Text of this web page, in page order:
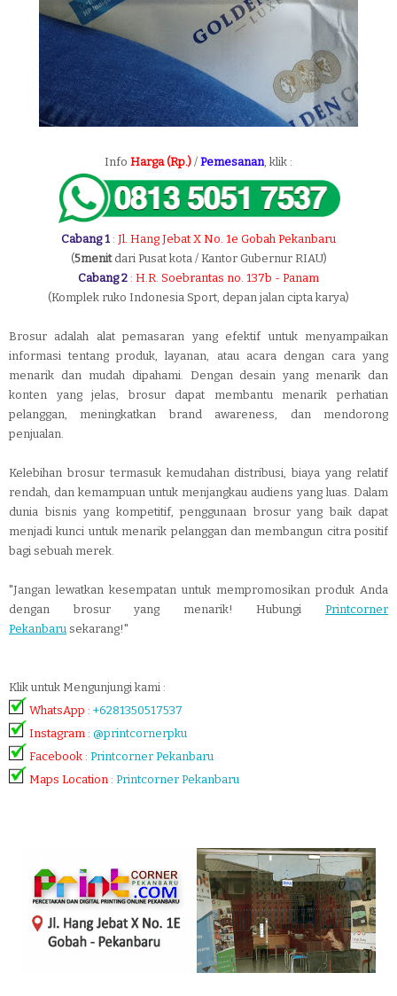
Info Harga (Rp.) / Pemesanan , klik :
Cabang 1 : Jl. Hang Jebat X No. 1e Gobah Pekanbaru
(5menitdari Pusat kota / Kantor Gubernur RIAU)
Cabang 2 : H.R. Soebrantas no. 137b - Panam
(Komplek ruko Indonesia Sport, depan jalan cipta karya)
Brosur adalah alat pemasaran yang efektif untuk menyampaikan
informasi tentang produk, layanan, atau acara dengan cara yang
menarik dan mudah dipahami. Dengan desain yang menarik dan
konten yang jelas, brosur dapat membantu menarik perhatian
pelanggan, meningkatkan brand awareness, dan mendorong
penjualan.
Kelebihan brosur termasuk kemudahan distribusi, biaya yang relatif
rendah, dan kemampuan untuk menjangkau audiens yang luas. Dalam
dunia bisnis yang kompetitif, penggunaan brosur yang baik dapat
menjadi kunci untuk menarik pelanggan dan membangun citra positif
bagi sebuah merek.
"Jangan lewatkan kesempatan untuk mempromosikan produk Anda
dengan brosur yang menarik! Hubungi Printcorner
Pekanbaru sekarang!"
Klik untuk Mengunjungi kami :
WhatsApp : +6281350517537
Instagram : @printcornerpku
Facebook : Printcorner Pekanbaru
Maps Location : Printcorner Pekanbaru